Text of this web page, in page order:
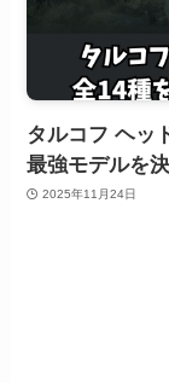
タルコフ ヘッ
最強モデルを決
2025年11月24日